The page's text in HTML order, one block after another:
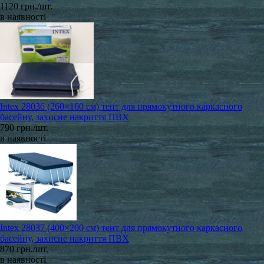
1120 грн./шт.
в наявності
Intex 28036 (260×160 см) тент для прямокутного каркасного
басейну, захисне накриття ПВХ
790 грн./шт.
в наявності
Intex 28037 (400×200 см) тент для прямокутного каркасного
басейну, захисне накриття ПВХ
870 грн./шт.
в наявності